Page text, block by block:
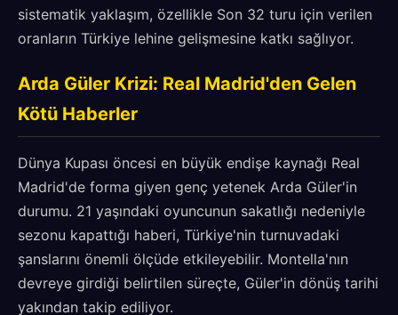
sistematik yaklaşım, özellikle Son 32 turu için verilen
oranların Türkiye lehine gelişmesine katkı sağlıyor.
Arda Güler Krizi: Real Madrid'den Gelen
Kötü Haberler
Dünya Kupası öncesi en büyük endişe kaynağı Real
Madrid'de forma giyen genç yetenek Arda Güler'in
durumu. 21 yaşındaki oyuncunun sakatlığı nedeniyle
sezonu kapattığı haberi, Türkiye'nin turnuvadaki
şanslarını önemli ölçüde etkileyebilir. Montella'nın
devreye girdiği belirtilen süreçte, Güler'in dönüş tarihi
yakından takip ediliyor.